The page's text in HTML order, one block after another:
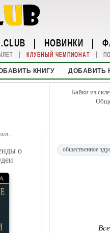
| НОВИНКИ |
| КЛУБНЫЙ ЧЕМПИОНАТ |
КНИГУ ДОБАВИТЬ
о
Байки из
общественное